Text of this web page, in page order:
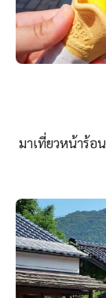
มาเที่ยวหน้าร้อ